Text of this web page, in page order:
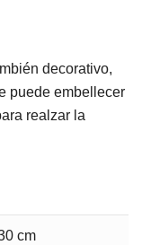
decorativo,
puede embellecer
realzar la
cm